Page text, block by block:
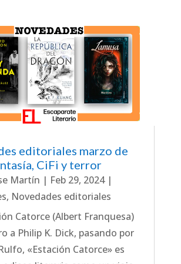
editoriales marzo de
CiFi y terror
Martín | Feb 29, 2024|
, Novedades editoriales
Catorce (Albert Franquesa)
a Philip K. Dick, pasando por
«Estación Catorce» es